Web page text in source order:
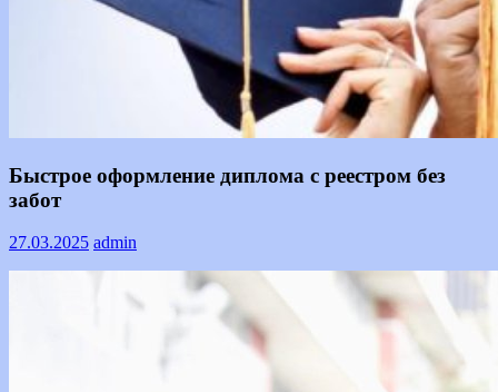
Информация
Быстрое оформление диплома с реестром без
забот
27.03.2025 admin